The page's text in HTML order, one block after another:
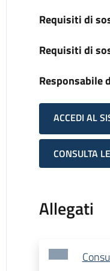
Requisiti di
Requisiti di
Responsabile
ACCEDI AL
CONSULTA
Allegati